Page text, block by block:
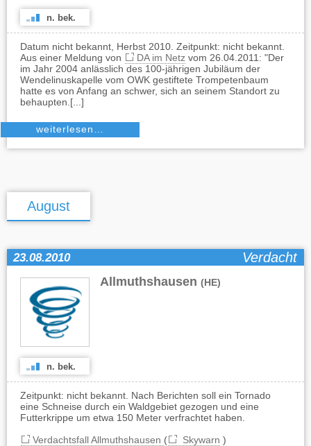
n. bek.
Datum nicht bekannt, Herbst 2010. Zeitpunkt: nicht bekannt.
Aus einer Meldung von
DA im Netz vom 26.04.2011: "Der
im Jahr 2004 anlässlich des 100-jährigen Jubiläum der
Wendelinuskapelle vom OWK gestiftete Trompetenbaum
hatte es von Anfang an schwer, sich an seinem Standort zu
behaupten.[...]
weiterlesen…
August
23.08.2010 Verdacht
Allmuthshausen (HE)
n. bek.
Zeitpunkt: nicht bekannt. Nach Berichten soll ein Tornado
eine Schneise durch ein Waldgebiet gezogen und eine
Futterkrippe um etwa 150 Meter verfrachtet haben.
Verdachtsfall Allmuthshausen ( Skywarn )